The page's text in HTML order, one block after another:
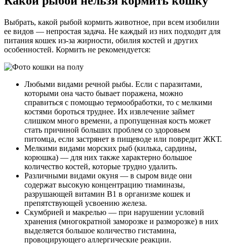
Выбрать, какой рыбой кормить животное, при всем изобилии
ее видов — непростая задача. Не каждый из них подходит для
питания кошек из-за жирности, обилия костей и других
особенностей. Кормить не рекомендуется:
Любыми видами речной рыбы. Если с паразитами,
которыми она часто бывает поражена, можно
справиться с помощью термообработки, то с мелкими
костями бороться труднее. Их извлечение займет
слишком много времени, а пропущенная кость может
стать причиной больших проблем со здоровьем
питомца, если застрянет в пищеводе или повредит ЖКТ.
Мелкими видами морских рыб (килька, сардины,
корюшка) — для них также характерно большое
количество костей, которые трудно удалить.
Различными видами окуня — в сыром виде они
содержат высокую концентрацию тиаминазы,
разрушающей витамин В1 в организме кошек и
препятствующей усвоению железа.
Скумбрией и макрелью — при нарушении условий
хранения (многократной заморозке и разморозке) в них
выделяется большое количество гистамина,
провоцирующего аллергические реакции.